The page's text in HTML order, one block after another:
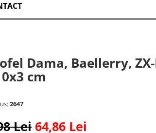
Dama, Baellerry,
cm
2647
Lei 64,86 Lei